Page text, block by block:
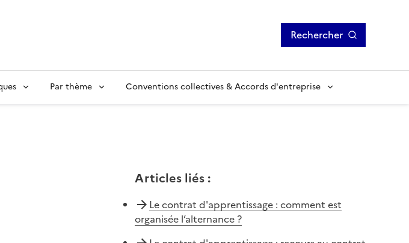
Rechercher
Par thème Conventions collectives & Accords d'entreprise
Articles liés:
Le contrat d'apprentissage : comment est
organisée l’alternance ?